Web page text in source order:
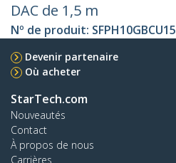
DAC de 1,5 m
Nº de produit: SFPH10GBCU15
Devenir partenaire
Où acheter
StarTech.com
Nouveautés
Contact
À propos de nous
Carrières